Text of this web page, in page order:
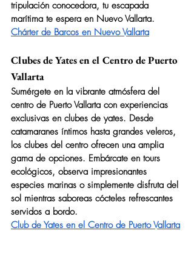
tripulación conocedora, tu escapada
marítima te espera en Nuevo Vallarta.
Chárter de Barcos en Nuevo Vallarta
Clubes de Yates en el Centro de Puerto
Vallarta
Sumérgete en la vibrante atmósfera del
centro de Puerto Vallarta con experiencias
exclusivas en clubes de yates. Desde
catamaranes íntimos hasta grandes veleros,
los clubes del centro ofrecen una amplia
gama de opciones. Embárcate en tours
ecológicos, observa impresionantes
especies marinas o simplemente disfruta del
sol mientras saboreas cócteles refrescantes
servidos a bordo.
Club de Yates en el Centro de Puerto Vallarta